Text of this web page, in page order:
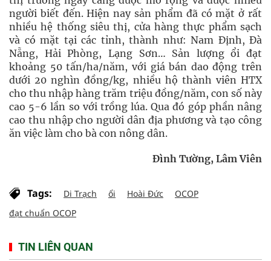
người biết đến. Hiện nay sản phẩm đã có mặt ở rất
nhiều hệ thống siêu thị, cửa hàng thực phẩm sạch
và có mặt tại các tỉnh, thành như: Nam Định, Đà
Nẵng, Hải Phòng, Lạng Sơn… Sản lượng ổi đạt
khoảng 50 tấn/ha/năm, với giá bán dao động trên
dưới 20 nghìn đồng/kg, nhiều hộ thành viên HTX
cho thu nhập hàng trăm triệu đồng/năm, con số này
cao 5-6 lần so với trồng lúa. Qua đó góp phần nâng
cao thu nhập cho người dân địa phương và tạo công
ăn việc làm cho bà con nông dân.
Đình Tường, Lâm Viên
Tags: Di Trạch ổi Hoài Đức
OCOP
đạt chuẩn OCOP
TIN LIÊN QUAN